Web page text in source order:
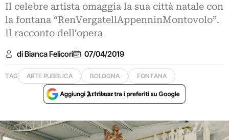
Il celebre artista omaggia la sua città natale con
la fontana “RenVergatellAppenninMontovolo”.
Il racconto dell’opera
di Bianca Felicori 07/04/2019
TAG ARTE PUBBLICA BOLOGNA FONTANA